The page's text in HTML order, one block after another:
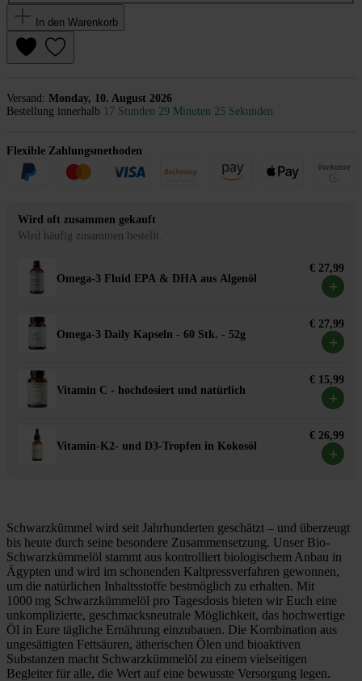
In den Warenkorb
Versand: Monday, 10. August 2026
Bestellung innerhalb 17 Stunden 29 Minuten 25 Sekunden
Flexible Zahlungsmethoden
Wird oft zusammen gekauft
Wird häufig zusammen bestellt.
Omega-3 Fluid EPA & DHA aus Algenöl
€ 27,99
+
Omega-3 Daily Kapseln - 60 Stk. - 52g
€ 27,99
+
Vitamin C - hochdosiert und natürlich
€ 15,99
+
Vitamin-K2- und D3-Tropfen in Kokosöl
€ 26,99
+
Schwarzkümmel wird seit Jahrhunderten geschätzt – und überzeugt
bis heute durch seine besondere Zusammensetzung. Unser Bio-
Schwarzkümmelöl stammt aus kontrolliert biologischem Anbau in
Ägypten und wird im schonenden Kaltpressverfahren gewonnen,
um die natürlichen Inhaltsstoffe bestmöglich zu erhalten. Mit
1000 mg Schwarzkümmelöl pro Tagesdosis bieten wir Euch eine
unkomplizierte, geschmacksneutrale Möglichkeit, das hochwertige
Öl in Eure tägliche Ernährung einzubauen. Die Kombination aus
ungesättigten Fettsäuren, ätherischen Ölen und bioaktiven
Substanzen macht Schwarzkümmelöl zu einem vielseitigen
Begleiter für alle, die Wert auf eine bewusste Versorgung legen.